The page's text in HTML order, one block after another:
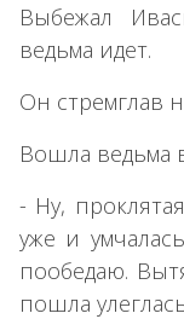
Выбежал
ведьма идет.
Он стремглав
Вошла ведьма
- Ну,
уже и
пообедаю.
пошла